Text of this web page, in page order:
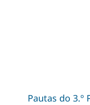
Pautas do 3.º